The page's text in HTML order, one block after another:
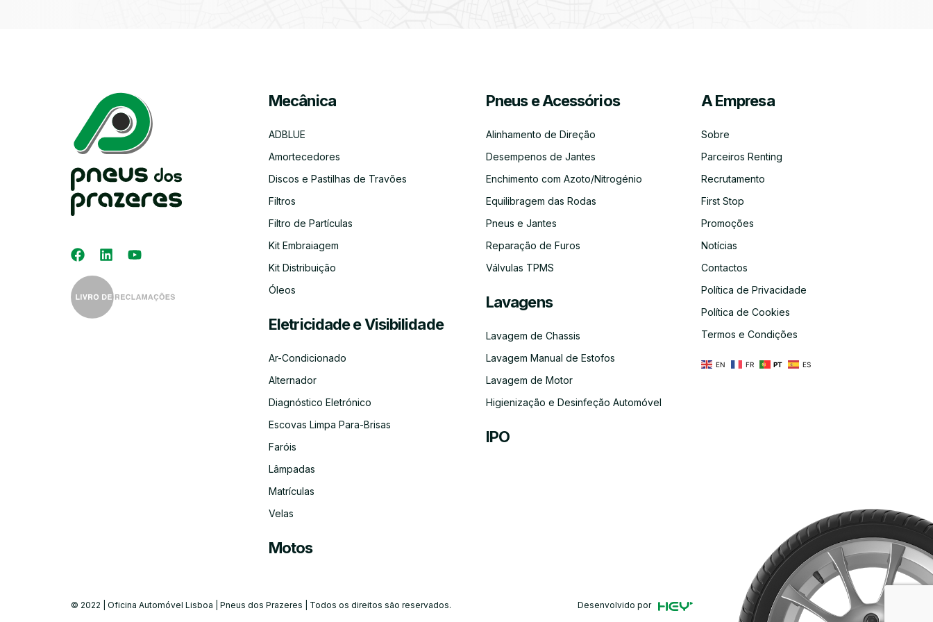
Mecânica
ADBLUE
Amortecedores
Discos e Pastilhas de Travões
Filtros
Filtro de Partículas
Kit Embraiagem
Kit Distribuição
Óleos
Eletricidade e Visibilidade
Ar-Condicionado
Alternador
Diagnóstico Eletrónico
Escovas Limpa Para-Brisas
Faróis
Lâmpadas
Matrículas
Velas
Motos
Pneus e Acessórios
Alinhamento de Direção
Desempenos de Jantes
Enchimento com Azoto/Nitrogénio
Equilibragem das Rodas
Pneus e Jantes
Reparação de Furos
Válvulas TPMS
Lavagens
Lavagem de Chassis
Lavagem Manual de Estofos
Lavagem de Motor
Higienização e Desinfeção Automóvel
IPO
A Empresa
Sobre
Parceiros Renting
Recrutamento
First Stop
Promoções
Notícias
Contactos
Política de Privacidade
Política de Cookies
Termos e Condições
EN FR PT ES
© 2022 | Oficina Automóvel Lisboa | Pneus dos Prazeres | Todos os direitos são reservados. Desenvolvido por
Kit
Kit
Diagnóstico
Rádios
AlternadorADBLUELimpeza
do
Circuito
de
Refrigeração
Faróis
Serviço
Recolha
e
Carro
LubrificaçãoInspeção
Automóvel
Escovas
Limpa
Para-
Brisas
Filtros
Emissões
de
Gases
(CO)